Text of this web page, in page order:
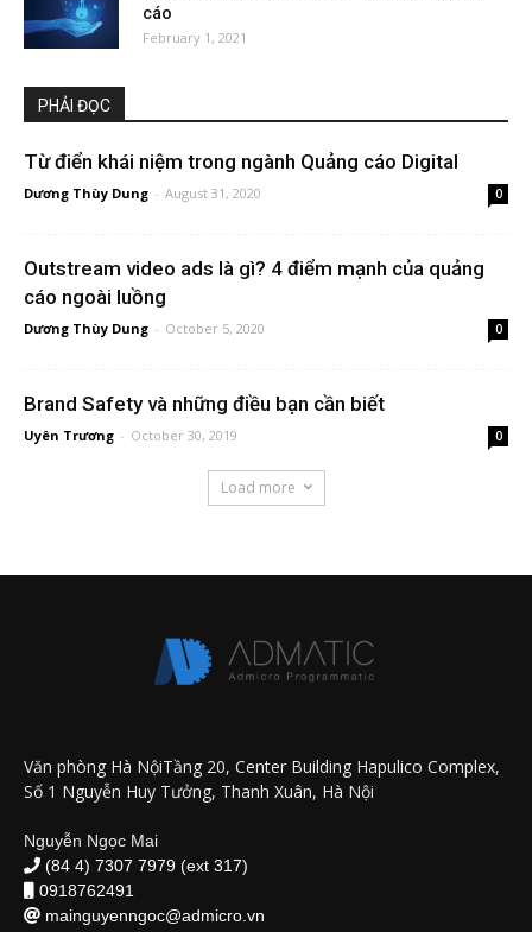
cáo
February 1, 2021
PHẢI ĐỌC
Từ điển khái niệm trong ngành Quảng cáo Digital
Dương Thùy Dung - August 31, 2020 0
Outstream video ads là gì? 4 điểm mạnh của quảng
cáo ngoài luồng
Dương Thùy Dung - October 5, 2020 0
Brand Safety và những điều bạn cần biết
Uyên Trương - October 30, 2019 0
Load more
Văn phòng Hà NộiTầng 20, Center Building Hapulico Complex,
Số 1 Nguyễn Huy Tưởng, Thanh Xuân, Hà Nội
Nguyễn Ngọc Mai
(84 4) 7307 7979 (ext 317)
0918762491
mainguyenngoc@admicro.vn